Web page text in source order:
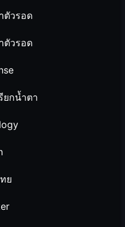
ตัวรอด
ตัวรอด
ยกน้ำตา
ย